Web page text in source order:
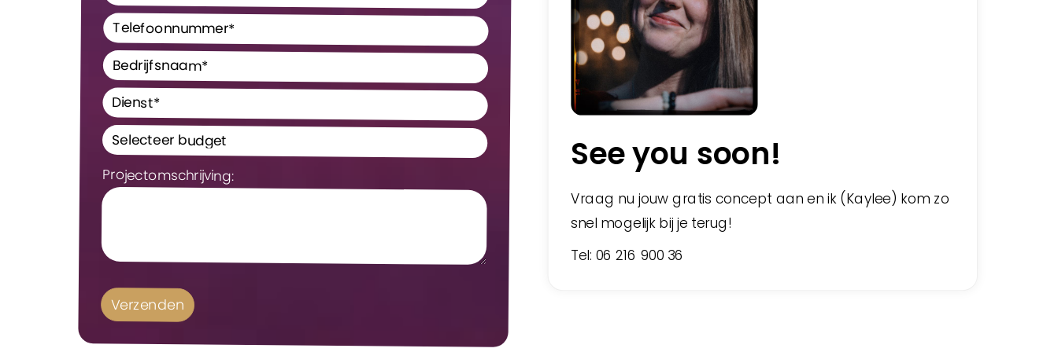
Projectomschrijving:
See you soon!
Vraag nu jouw gratis concept aan en ik (Kaylee) kom zo
snel mogelijk bij je terug!
Tel: 06 216 900 36